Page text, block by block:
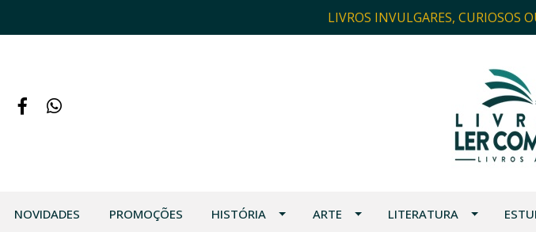
LIVROS INVULGARES, CURIOSOS
NOVIDADES PROMOÇÕES HISTÓRIA ARTE LITERATURA